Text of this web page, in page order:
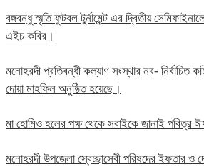
বঙ্গবন্ধু স্মৃতি ফুটবল টুর্নামেন্ট এর দ্বিতীয়
এইচ কবির।
মনোহরদী প্রতিবন্ধী কল্যাণ সংস্থার নব- নির্বাচিত
দোয়া মাহফিল অনুষ্ঠিত হয়েছে।
মা হোমিও হলের পক্ষ থেকে সবাইকে জানাই পবিত্র
মনোহরদী উপজেলা স্বেচ্ছাসেবী পরিষদের ইফতার ও